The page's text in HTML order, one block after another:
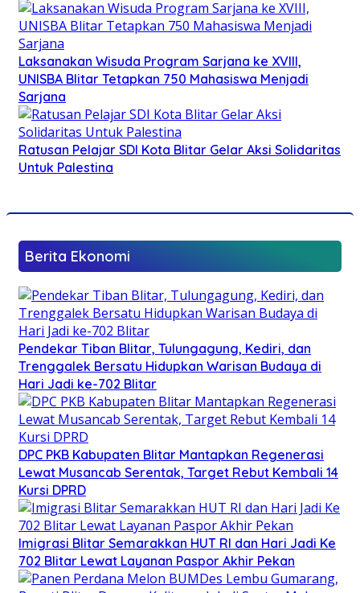
Laksanakan Wisuda Program Sarjana ke XVIII,
UNISBA Blitar Tetapkan 750 Mahasiswa Menjadi
Sarjana
Ratusan Pelajar SDI Kota Blitar Gelar Aksi Solidaritas
Untuk Palestina
Berita Ekonomi
Pendekar Tiban Blitar, Tulungagung, Kediri, dan
Trenggalek Bersatu Hidupkan Warisan Budaya di
Hari Jadi ke-702 Blitar
DPC PKB Kabupaten Blitar Mantapkan Regenerasi
Lewat Musancab Serentak, Target Rebut Kembali 14
Kursi DPRD
Imigrasi Blitar Semarakkan HUT RI dan Hari Jadi Ke
702 Blitar Lewat Layanan Paspor Akhir Pekan